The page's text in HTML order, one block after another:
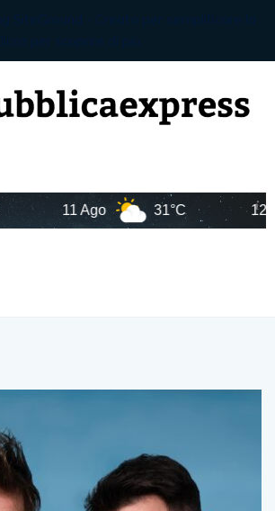
11 Ago 31°C 12 Ago